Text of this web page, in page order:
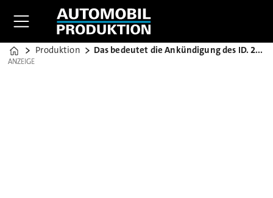
Home
Produktion Das bedeutet die Ankündigung des ID. 2all
ANZEIGE
ANZEIGE